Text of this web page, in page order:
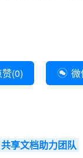
赞(0) 微
共享文档助力团队